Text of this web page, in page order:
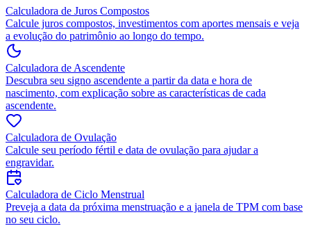
Calculadora de Juros Compostos
Calcule juros compostos, investimentos com aportes mensais e veja
a evolução do patrimônio ao longo do tempo.
Calculadora de Ascendente
Descubra seu signo ascendente a partir da data e hora de
nascimento, com explicação sobre as características de cada
ascendente.
Calculadora de Ovulação
Calcule seu período fértil e data de ovulação para ajudar a
engravidar.
Calculadora de Ciclo Menstrual
Preveja a data da próxima menstruação e a janela de TPM com base
no seu ciclo.